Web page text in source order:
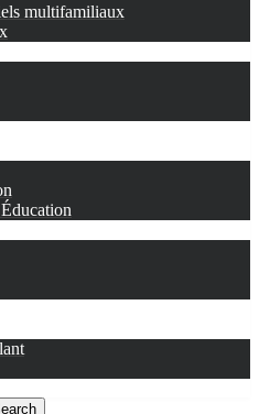
multifamiliaux